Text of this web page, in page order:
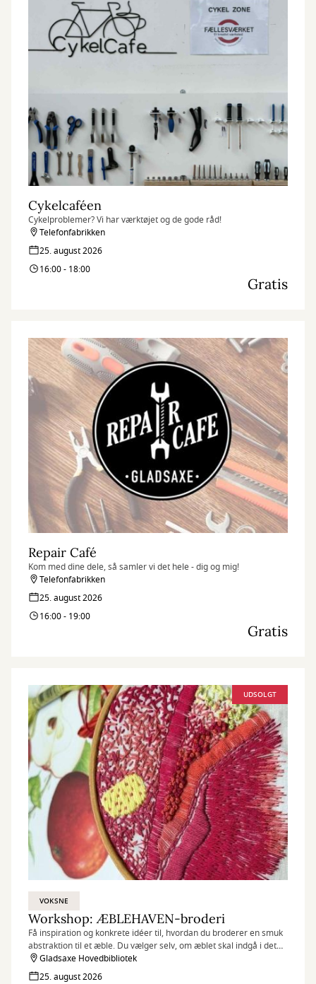
Cykelcaféen
Cykelproblemer? Vi har værktøjet og de gode råd!
Telefonfabrikken
25. august 2026
16:00 - 18:00
Gratis
Repair Café
Kom med dine dele, så samler vi det hele - dig og mig!
Telefonfabrikken
25. august 2026
16:00 - 19:00
Gratis
UDSOLGT
VOKSNE
Workshop: ÆBLEHAVEN-broderi
Få inspiration og konkrete idéer til, hvordan du broderer en smuk
abstraktion til et æble. Du vælger selv, om æblet skal indgå i det
store samskabte kunstværk ÆBLEHAVEN på Museet Trapholt,
eller om du blot vil lade dig inspirere af værket. Underviser er
Gladsaxe Hovedbibliotek
25. august 2026